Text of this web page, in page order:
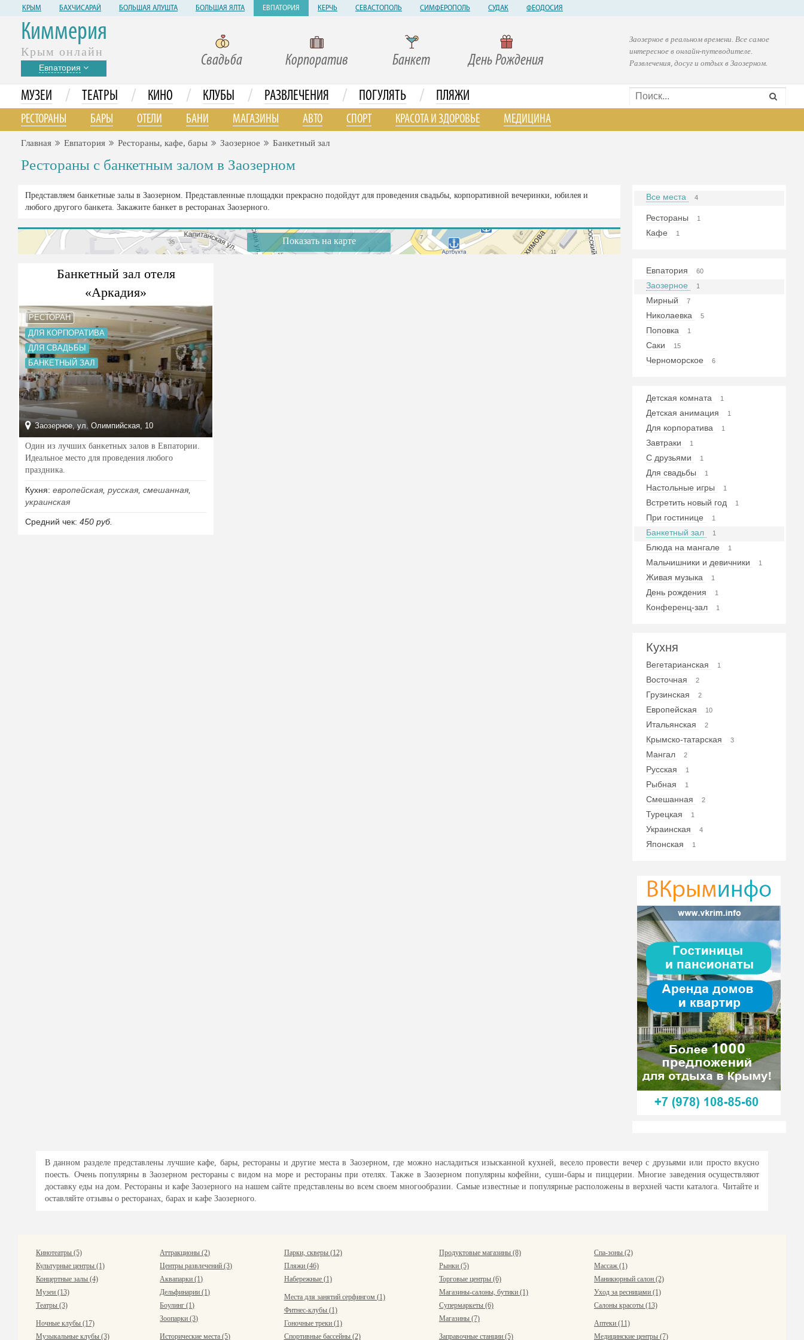
КРЫМ БАХЧИСАРАЙ БОЛЬШАЯ АЛУШТА БОЛЬШАЯ ЯЛТА ЕВПАТОРИЯ КЕРЧЬ СЕВАСТОПОЛЬ СИМФЕРОПОЛЬ СУДАК ФЕОДОСИЯ
Киммерия
Крым онлайн
Евпатория Свадьба Корпоратив Банкет День Рождения
Заозерное в реальном времени. Все самое
интересное в онлайн-путеводителе.
Развлечения, досуг и отдых в Заозерном.
МУЗЕИ / ТЕАТРЫ / КИНО / КЛУБЫ / РАЗВЛЕЧЕНИЯ / ПОГУЛЯТЬ / ПЛЯЖИ
РЕСТОРАНЫ БАРЫ ОТЕЛИ БАНИ МАГАЗИНЫ АВТО СПОРТ КРАСОТА И ЗДОРОВЬЕ МЕДИЦИНА
Главная Евпатория Рестораны, кафе, бары Заозерное Банкетный зал
Рестораны с банкетным залом в Заозерном
Представляем банкетные залы в Заозерном. Представленные площадки прекрасно подойдут для проведения свадьбы, корпоративной вечеринки, юбилея и
любого другого банкета. Закажите банкет в ресторанах Заозерного.
Показать на карте
Банкетный зал отеля
«Аркадия»
РЕСТОРАН
ДЛЯ КОРПОРАТИВА
ДЛЯ СВАДЬБЫ
БАНКЕТНЫЙ ЗАЛ
Заозерное, ул. Олимпийская, 10
Один из лучших банкетных залов в Евпатории.
Идеальное место для проведения любого
праздника.
Кухня: европейская русская смешанная
украинская
Средний чек: 450 руб.
Все места 4
Рестораны 1
Кафе 1
Евпатория 60
Заозерное 1
Мирный 7
Николаевка 5
Поповка 1
Саки 15
Черноморское 6
Детская комната 1
Детская анимация 1
Для корпоратива 1
Завтраки 1
С друзьями 1
Для свадьбы 1
Настольные игры 1
Встретить новый год 1
При гостинице 1
Банкетный зал 1
Блюда на мангале 1
Мальчишники и девичники 1
Живая музыка 1
День рождения 1
Конференц-зал 1
Кухня
Вегетарианская 1
Восточная 2
Грузинская 2
Европейская 10
Итальянская 2
Крымско-татарская 3
Мангал 2
Русская 1
Рыбная 1
Смешанная 2
Турецкая 1
Украинская 4
Японская 1
В данном разделе представлены лучшие кафе, бары, рестораны и другие места в Заозерном, где можно насладиться изысканной кухней, весело провести вечер с друзьями или просто вкусно
поесть. Очень популярны в Заозерном рестораны с видом на море и рестораны при отелях. Также в Заозерном популярны кофейни, суши-бары и пиццерии. Многие заведения осуществляют
доставку еды на дом. Рестораны и кафе Заозерного на нашем сайте представлены во всем своем многообразии. Самые известные и популярные расположены в верхней части каталога. Читайте и
оставляйте отзывы о ресторанах, барах и кафе Заозерного.
Кинотеатры (5)
Культурные центры (1)
Концертные залы (4)
Музеи (13)
Театры (3)
Ночные клубы (17)
Музыкальные клубы (3)
Аттракционы (2)
Центры развлечений (3)
Аквапарки (1)
Дельфинарии (1)
Боулинг (1)
Зоопарки (3)
Исторические места (5)
Парки, скверы (12)
Пляжи (46)
Набережные (1)
Места для занятий серфингом (1)
Фитнес-клубы (1)
Гоночные треки (1)
Спортивные бассейны (2)
Продуктовые магазины (8)
Рынки (5)
Торговые центры (6)
Магазины-салоны, бутики (1)
Супермаркеты (6)
Магазины (7)
Заправочные станции (5)
Спа-зоны (2)
Массаж (1)
Маникюрный салон (2)
Уход за ресницами (1)
Салоны красоты (13)
Аптеки (11)
Медицинские центры (7)